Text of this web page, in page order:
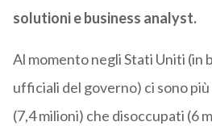
solutioni e business analyst.
Al momento negli Stati Uniti (in
ufficiali del governo) ci sono
(7,4 milioni) che disoccupati (6